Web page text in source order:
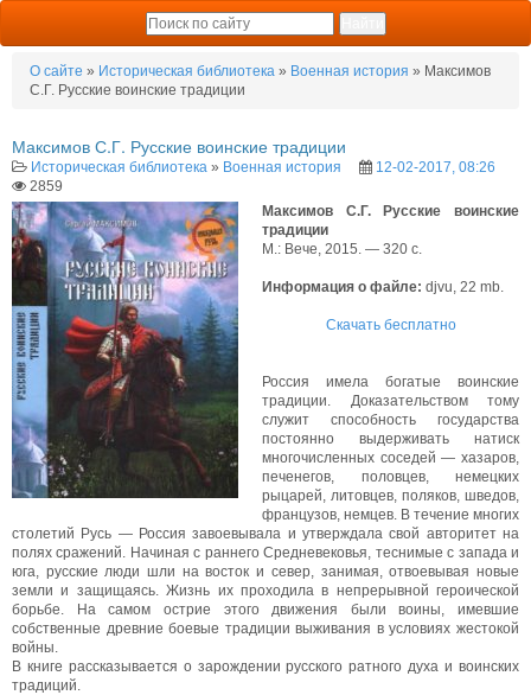
О сайте » Историческая библиотека » Военная история » Максимов
С.Г. Русские воинские традиции
Максимов С.Г. Русские воинские традиции
Историческая библиотека » Военная история
12-02-2017, 08:26
2859
Максимов С.Г. Русские воинские
традиции
М.: Вече, 2015. — 320 с.
Информация о файле: djvu, 22 mb.
Скачать бесплатно
Россия имела богатые воинские
традиции. Доказательством тому
служит способность государства
постоянно выдерживать натиск
многочисленных соседей — хазаров,
печенегов, половцев, немецких
рыцарей, литовцев, поляков, шведов,
французов, немцев. В течение многих
столетий Русь — Россия завоевывала и утверждала свой авторитет на
полях сражений. Начиная с раннего Средневековья, теснимые с запада и
юга, русские люди шли на восток и север, занимая, отвоевывая новые
земли и защищаясь. Жизнь их проходила в непрерывной героической
борьбе. На самом острие этого движения были воины, имевшие
собственные древние боевые традиции выживания в условиях жестокой
войны.
В книге рассказывается о зарождении русского ратного духа и воинских
традиций.